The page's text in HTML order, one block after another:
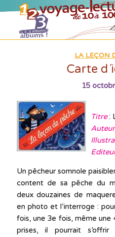
LA LEÇON
Carte
15
Titre:
Auteur
Un pêcheur somnole
content de sa pêche du
deux douzaines de
en photo et l’interroge :
fois, une 3e fois, même une
prises, il pourrait